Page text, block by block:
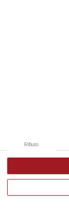
Rifiuto
Corriere delle